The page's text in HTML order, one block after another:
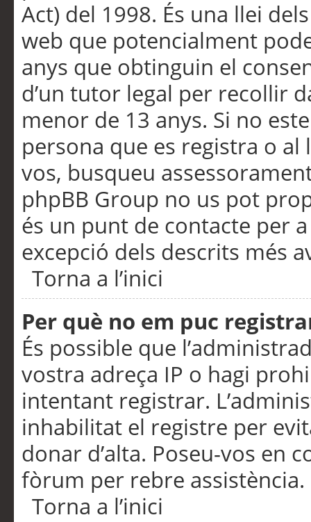
Act) del 1998. És una llei
web que potencialment
anys que obtinguin el
d’un tutor legal per recollir
menor de 13 anys. Si no
persona que es registra o
vos, busqueu
phpBB Group no us pot
és un punt de contacte per
excepció dels descrits més
Torna a l’inici
Per què no em puc
És possible que
vostra adreça IP o hagi
intentant registrar.
inhabilitat el registre per
donar d’alta. Poseu-vos en
fòrum per rebre assistència.
Torna a l’inici